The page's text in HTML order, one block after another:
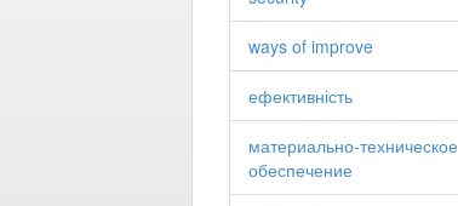
ways of improve
ефективність
материально-техническое
обеспечение